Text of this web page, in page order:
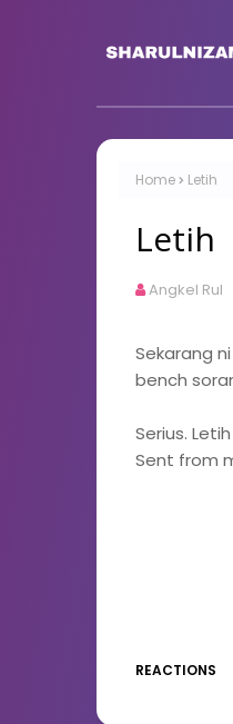
Home Letih
Letih
Angkel Rul
Sekarang
bench
Serius.
Sent from
REACTIONS